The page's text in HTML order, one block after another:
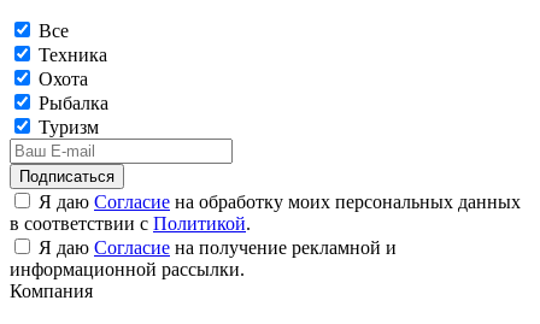
Все
Техника
Охота
Рыбалка
Туризм
Подписаться
Я даю Согласие на обработку моих персональных данных
в соответствии с Политикой.
Я даю Согласие на получение рекламной и
информационной рассылки.
Компания